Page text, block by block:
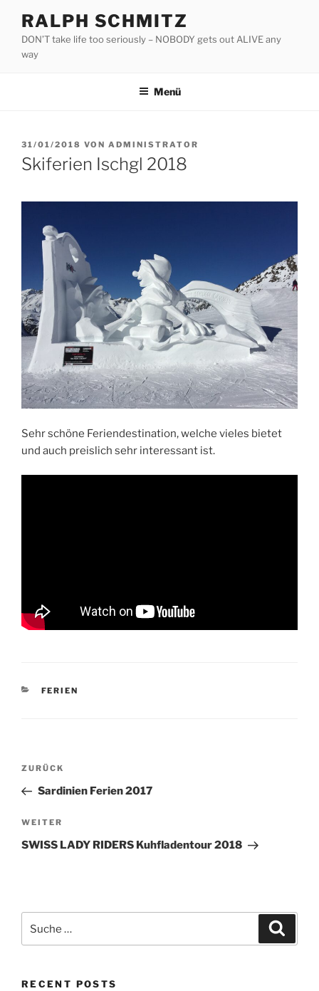
Inhalt
springen
RALPH SCHMITZ
DON’T take life too seriously – NOBODY gets out ALIVE any
way
Menü
VERÖFFENTLICHT
AM
31/01/2018 VON ADMINISTRATOR
Skiferien Ischgl 2018
Sehr schöne Feriendestination, welche vieles bietet
und auch preislich sehr interessant ist.
KATEGORIEN
FERIEN
Beitragsnavigation
Vorheriger
Beitrag
ZURÜCK
Sardinien Ferien 2017
Nächster
Beitrag
WEITER
SWISS LADY RIDERS Kuhfladentour 2018
nach:
RECENT POSTS